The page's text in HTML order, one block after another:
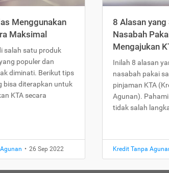
Menggunakan
Maksimal
salah satu produk
populer dan
diminati. Berikut tips
bisa diterapkan untuk
KTA secara
• 26 Sep 2022
8 Alasan yang
Nasabah
Mengajukan
Inilah 8 alasan
nasabah pakai
pinjaman KTA
Agunan).
tidak salah
Kredit Tanpa